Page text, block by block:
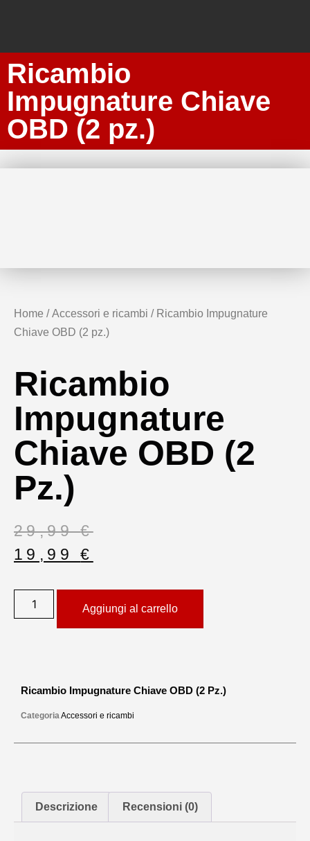
Ricambio
Impugnature Chiave
OBD (2 pz.)
Home /Accessori e ricambi / Ricambio Impugnature
Chiave OBD (2 pz.)
Ricambio
Impugnature
Chiave OBD (2
Pz.)
29,99€
19,99€
Aggiungi al carrello
Ricambio Impugnature Chiave OBD (2 Pz.)
CategoriaAccessori e ricambi
Descrizione Recensioni (0)